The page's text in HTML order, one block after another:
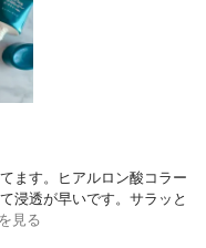
ます。ヒアルロン酸コラー
浸透が早いです。サラッと
見る